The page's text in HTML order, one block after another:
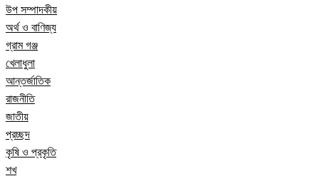
উপ সম্পাদকীয়
অর্থ ও বাণিজ্য
গ্রাম গঞ্জ
খেলাধুলা
আন্তর্জাতিক
রাজনীতি
জাতীয়
প্রচ্ছদ
কৃষি ও প্রকৃতি
শখ